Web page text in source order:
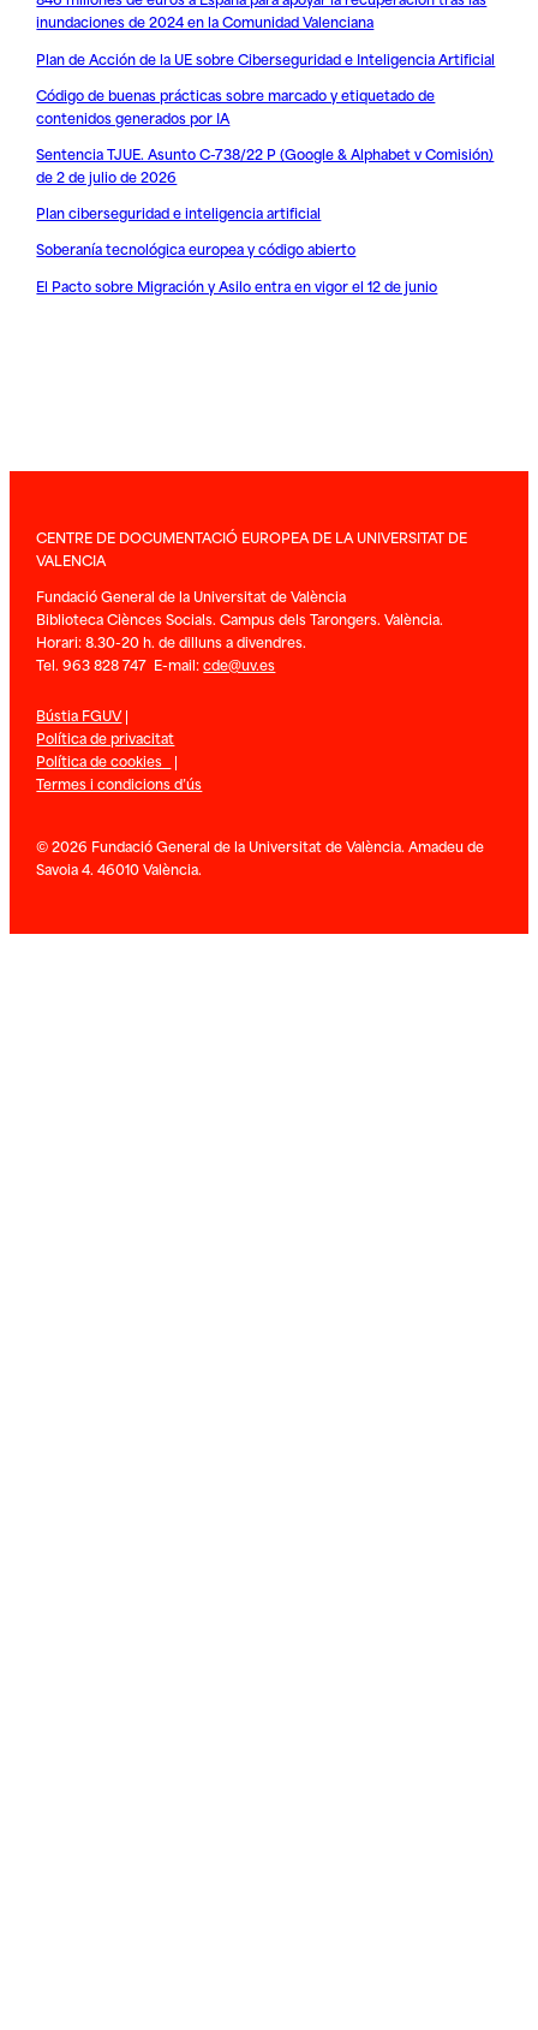
inundaciones de 2024 en la Comunidad Valenciana
Plan de Acción de la UE sobre Ciberseguridad e Inteligencia Artificial
Código de buenas prácticas sobre marcado y etiquetado de
contenidos generados por IA
Sentencia TJUE. Asunto C-738/22 P (Google & Alphabet v Comisión)
de 2 de julio de 2026
Plan ciberseguridad e inteligencia artificial
Soberanía tecnológica europea y código abierto
El Pacto sobre Migración y Asilo entra en vigor el 12 de junio
CENTRE DE DOCUMENTACIÓ EUROPEA DE LA UNIVERSITAT DE
VALENCIA
Fundació General de la Universitat de València
Biblioteca Ciènces Socials. Campus dels Tarongers. València.
Horari: 8.30-20 h. de dilluns a divendres.
Tel. 963 828 747 E-mail:cde@uv.es
Bústia FGUV|
Política de privacitat
Política de cookies |
Termes i condicions d’ús
© 2026 Fundació General de la Universitat de València. Amadeu de
Savoia 4. 46010 València.